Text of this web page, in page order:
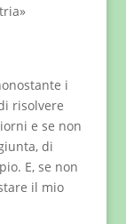
i
risolvere
e se non
di
E, se non
il mio